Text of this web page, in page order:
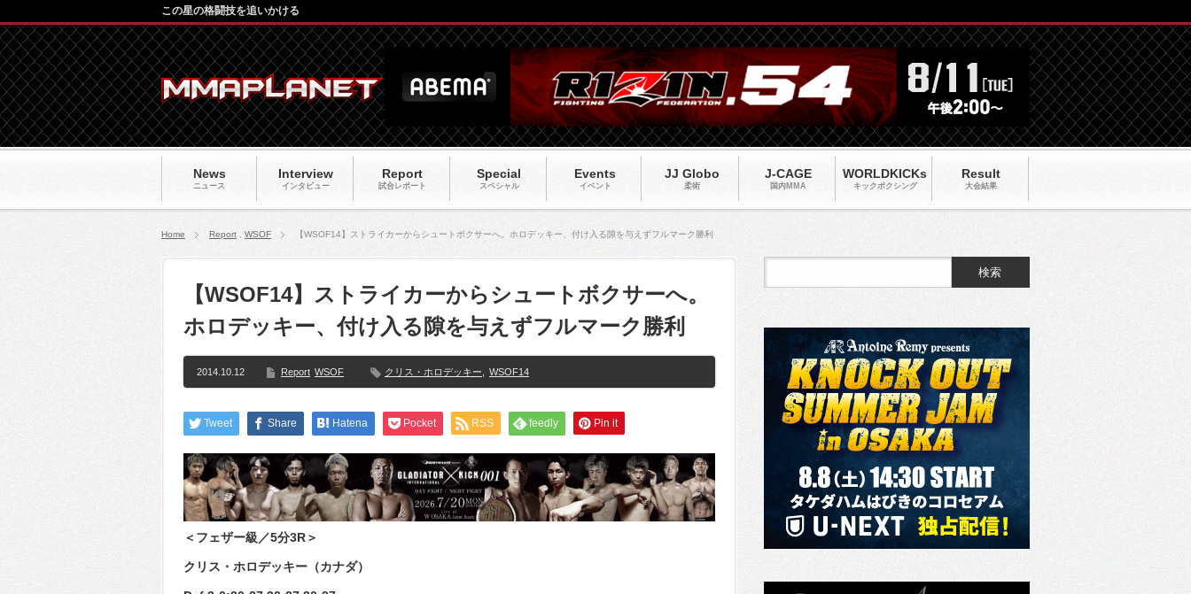
News
ニュース
Interview
インタビュー
Report
試合レポート
Special
スペシャル
Events
イベント
JJ Globo
柔術
J-CAGE
国内MMA
WORLDKICKs
キックポクシング
Result
大会結果
この星の格闘技を追いかける
Home Report WSOF 【WSOF14】ストライカーからシュートボクサーへ。ホロデッキー、付け入る隙を与えずフルマーク勝利
【WSOF14】ストライカーからシュートボクサーへ。
ホロデッキー、付け入る隙を与えずフルマーク勝利
2014.10.12 Report WSOF クリス・ホロデッキー WSOF14
Tweet Share Hatena Pocket RSS feedly Pin it
＜フェザー級／5分3R＞
クリス・ホロデッキー（カナダ）